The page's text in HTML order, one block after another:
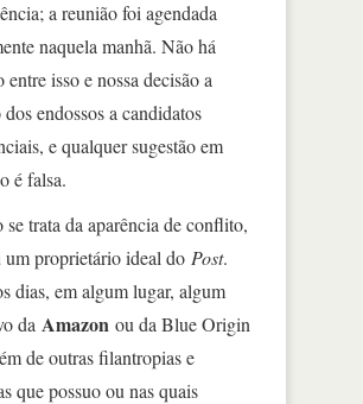
a reunião foi agendada
naquela manhã. Não há
entre isso e nossa decisão a
endossos a candidatos
e qualquer sugestão em
é falsa.
se trata da aparência de conflito,
um proprietário ideal do Post.
dias, em algum lugar, algum
da Amazon ou da Blue Origin
de outras filantropias e
que possuo ou nas quais